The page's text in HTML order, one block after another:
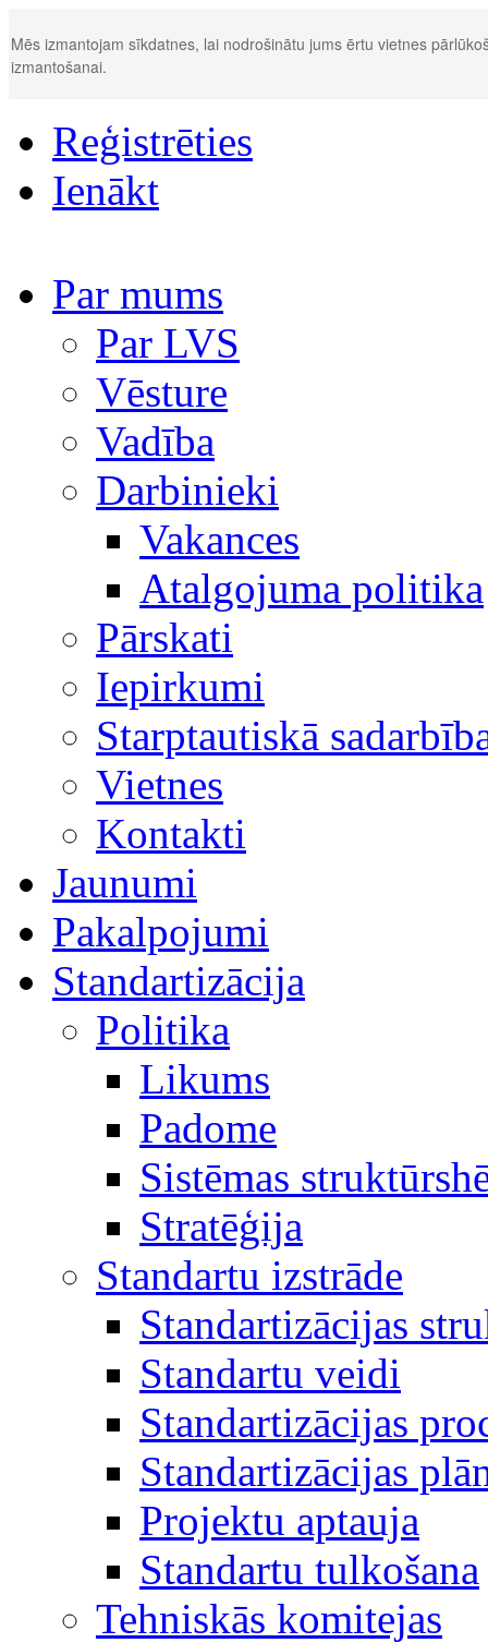
Mēs izmantojam sīkdatnes, lai nodrošinātu jums ērtu vietnes
izmantošanai.
Reģistrēties
Ienākt
Par mums
Par LVS
Vēsture
Vadība
Darbinieki
Vakances
Atalgojuma politika
Pārskati
Iepirkumi
Starptautiskā
Vietnes
Kontakti
Jaunumi
Pakalpojumi
Standartizācija
Politika
Likums
Padome
Sistēmas
Stratēģija
Standartu izstrāde
Standartizācijas
Standartu veidi
Standartizācijas
Standartizācijas
Projektu aptauja
Standartu tulkošana
Tehniskās komitejas